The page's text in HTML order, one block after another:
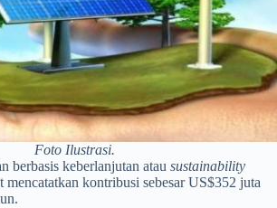
Foto Ilustrasi.
berbasis keberlanjutan atau sustainability
kontribusi sebesar US$352 juta